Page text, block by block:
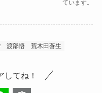
ています。
渡部悟 荒木田蒼生
してね！